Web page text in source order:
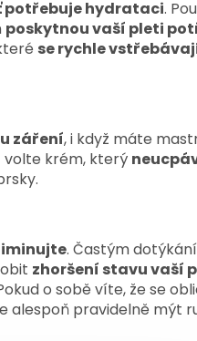
potřebuje hydrataci.
poskytnou vaší pleti
se rychle
záření, i když máte
volte krém, který
. Častým
zhoršení stavu vaší
o sobě víte, že se
alespoň pravidelně mýt